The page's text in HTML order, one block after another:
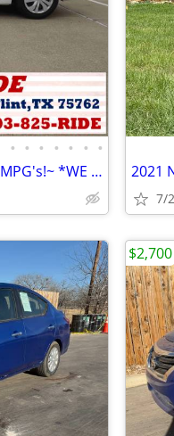
• • • • • • •
2024 Nissan VERSA ~Incredible MPG's!~ *WE FINANCE* 2021
7/
$2,700